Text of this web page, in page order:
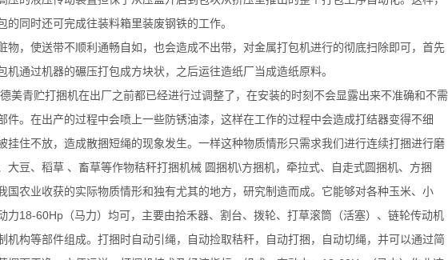
同时还可完成往装料箱里装废钢铁的工作。
物，使送带不顺利通畅自如，也会造成不出带，对金属打包机进行的彻底扫除即可，首先
通过机器的碾压打包成方块状，之后运往造纸厂当成造纸原料。
美青贮打捆机在出厂之前都已经进行过调整了，在安装的时刻不会显露出来不准确和不需
。在出产的过程中会喷上一些防锈油漆，这样在工作的过程中会造成打结器变得不细
挂住不放，造成散捆短绳的现象发生。一样这种物质情形只需求我们进行连续打捆进行磨
豆、稻草 、畜草等作物秸秆打捆机械 圆捆机\方捆机，牵拉式、自走式圆捆机、方捆
国农业收获的实际物质情形和独有尤其的地方，研究制造而成。它能够对各种玉米、小
力18-60Hp（马力）均可，主要由拾禾器、割台、拨轮、打草滚筒（活塞）、链轮传动机
构等部件组成。打捆时自动引绳，自动捡取秸秆，自动打捆，自动切绳，并可以通过简